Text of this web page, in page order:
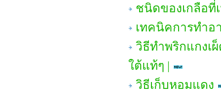
ชนิดของเกลือที่
เทคนิคการทำ
วิธีทำพริกแกงเ
ใต้แท้ๆ |
วิธีเก็บหอมแดง